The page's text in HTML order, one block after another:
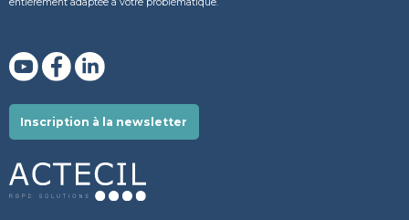
Inscription à la newsletter